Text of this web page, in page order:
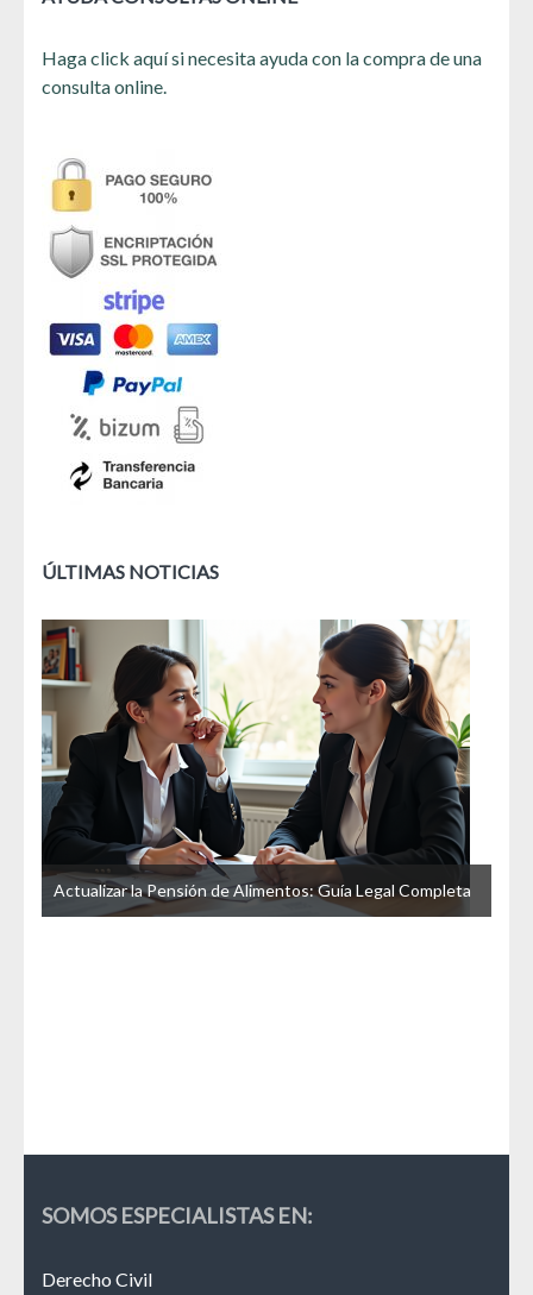
Haga click aquí si necesita ayuda con la compra de una
consulta online.
ÚLTIMAS NOTICIAS
Actualizar la Pensión de Alimentos: Guía Legal Completa
SOMOS ESPECIALISTAS EN:
Derecho Civil